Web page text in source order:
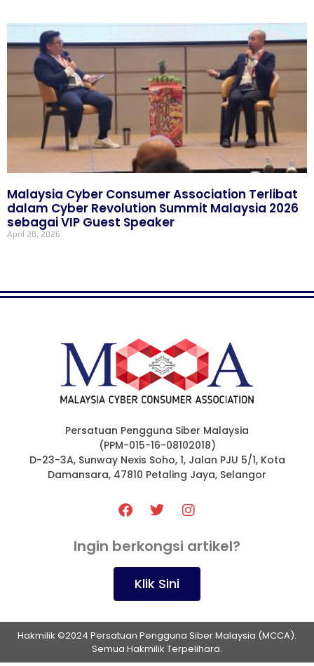
Malaysia Cyber Consumer Association Terlibat
dalam Cyber Revolution Summit Malaysia 2026
sebagai VIP Guest Speaker
April 28, 2026
Persatuan Pengguna Siber Malaysia
(PPM-015-16-08102018)
D-23-3A, Sunway Nexis Soho, 1, Jalan PJU 5/1, Kota
Damansara, 47810 Petaling Jaya, Selangor
Ingin berkongsi artikel?
Klik Sini
Hakmilik ©2024 Persatuan Pengguna Siber Malaysia (MCCA).
Semua Hakmilik Terpelihara.